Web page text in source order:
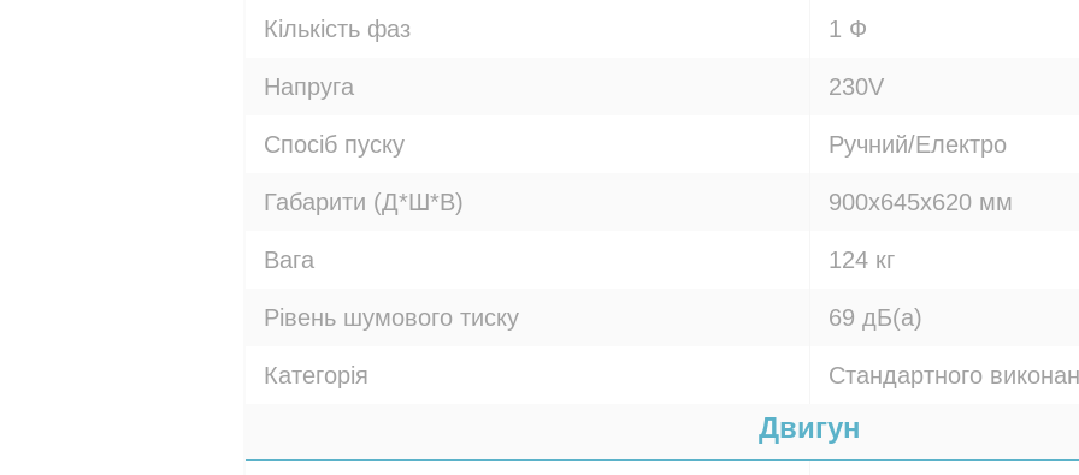
Кількість фаз 1 Ф
Напруга 230V
Спосіб пуску Ручний/Електро
Габарити (Д*Ш*В) 900x645x620 мм
Вага 124 кг
Рівень шумового тиску 69 дБ(а)
Категорія Стандартного
Двигун